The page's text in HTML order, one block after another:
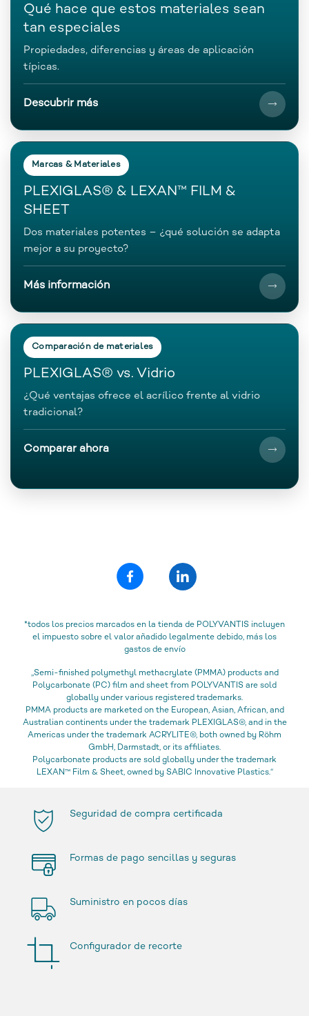
Qué hace que estos materiales sean
tan especiales
Propiedades, diferencias y áreas de aplicación
típicas.
Descubrir más
Marcas & Materiales
PLEXIGLAS® & LEXAN™ FILM &
SHEET
Dos materiales potentes – ¿qué solución se adapta
mejor a su proyecto?
Más información
Comparación de materiales
PLEXIGLAS® vs. Vidrio
¿Qué ventajas ofrece el acrílico frente al vidrio
tradicional?
Comparar ahora
*todos los precios marcados en la tienda de POLYVANTIS incluyen
el impuesto sobre el valor añadido legalmente debido, más los
gastos de envío
„Semi-finished polymethyl methacrylate (PMMA) products and
Polycarbonate (PC) film and sheet from POLYVANTIS are sold
globally under various registered trademarks.
PMMA products are marketed on the European, Asian, African, and
Australian continents under the trademark PLEXIGLAS®, and in the
Americas under the trademark ACRYLITE®, both owned by Röhm
GmbH, Darmstadt, or its affiliates.
Polycarbonate products are sold globally under the trademark
LEXAN™ Film & Sheet, owned by SABIC Innovative Plastics.“
Seguridad de compra certificada
Formas de pago sencillas y seguras
Suministro en pocos días
Configurador de recorte